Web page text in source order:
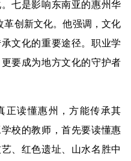
七是影响东南亚的惠州华
革创新文化。他强调，文化
文化的重要途径。职业学
要成为地方文化的守护者
正读懂惠州，方能传承其
校的教师，首先要读懂惠
、红色遗址、山水名胜中